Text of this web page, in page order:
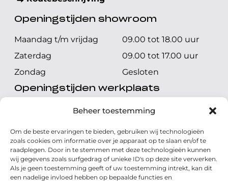
Beheer toestemming
Om de beste ervaringen te bieden, gebruiken wij technologieën
zoals cookies om informatie over je apparaat op te slaan en/of te
raadplegen. Door in te stemmen met deze technologieën kunnen
wij gegevens zoals surfgedrag of unieke ID's op deze site verwerken.
Als je geen toestemming geeft of uw toestemming intrekt, kan dit
een nadelige invloed hebben op bepaalde functies en
Openingstijden showroom
Maandag t/m vrijdag
09.00 tot 18.00 uur
Zaterdag
09.00 tot 17.00 uur
Zondag
Gesloten
Openingstijden werkplaats
Maandag t/m vrijdag
08.00 tot 17.00 uur
Zondag
Gesloten
Volg ons